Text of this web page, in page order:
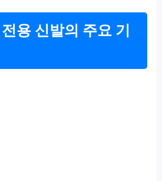
용 신발의 주요 기